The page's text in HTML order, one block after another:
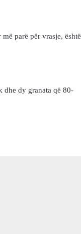
parë për vrasje, është
dhe dy granata që 80-